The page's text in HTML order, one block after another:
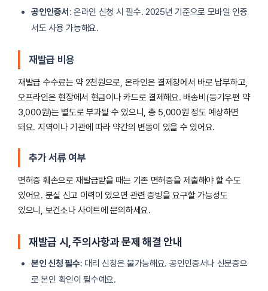
공인인증서 : 온라인 신청 시 필수. 2025년 기준으로 모바일 인증
서도 사용 가능해요.
재발급 비용
재발급 수수료는 약 2천원으로, 온라인은 결제창에서 바로 납부하고,
오프라인은 현장에서 현금이나 카드로 결제해요. 배송비(등기우편 약
3,000원)는 별도로 부과될 수 있으니, 총 5,000원 정도 예상하면
돼요. 지역이나 기관에 따라 약간의 변동이 있을 수 있어요.
추가 서류 여부
면허증 훼손으로 재발급받을 때는 기존 면허증을 제출해야 할 수도
있어요. 분실 신고 이력이 있으면 관련 증빙을 요구할 가능성도
있으니, 보건소나 사이트에 문의하세요.
재발급 시, 주의사항과 문제 해결 안내
본인 신청 필수: 대리 신청은 불가능해요. 공인인증서나 신분증으
로 본인 확인이 필수예요.